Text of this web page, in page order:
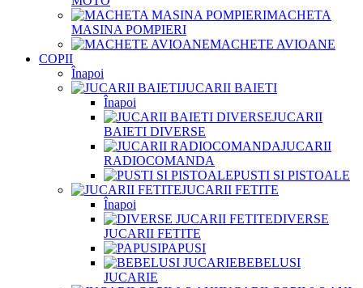
MACHETA
MASINA POMPIERI
MACHETE AVIOANE
COPII
Înapoi
JUCARII BAIETI
Înapoi
JUCARII
BAIETI DIVERSE
JUCARII
RADIOCOMANDA
PUSTI SI PISTOALE
JUCARII FETITE
Înapoi
DIVERSE
JUCARII FETITE
PAPUSI
BEBELUSI
JUCARIE